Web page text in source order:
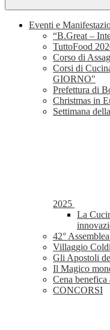
Eventi e
“B.Great –
TuttoFood
Corso di
Corsi di
GIORNO"
Prefettura di
Christmas in
Settimana
2025
La
42°
Villaggio
Gli Apostoli
Il Magico
Cena
CONCORSI